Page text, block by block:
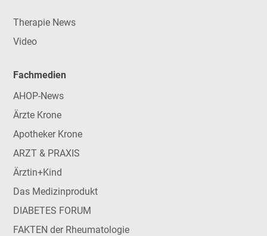
Therapie News
Video
Fachmedien
AHOP-News
Ärzte Krone
Apotheker Krone
ARZT & PRAXIS
Ärztin+Kind
Das Medizinprodukt
DIABETES FORUM
FAKTEN der Rheumatologie